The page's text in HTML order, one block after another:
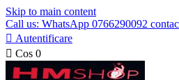
Skip to main content
Call us: WhatsApp 0766290092
 Autentificare
 Cos 0